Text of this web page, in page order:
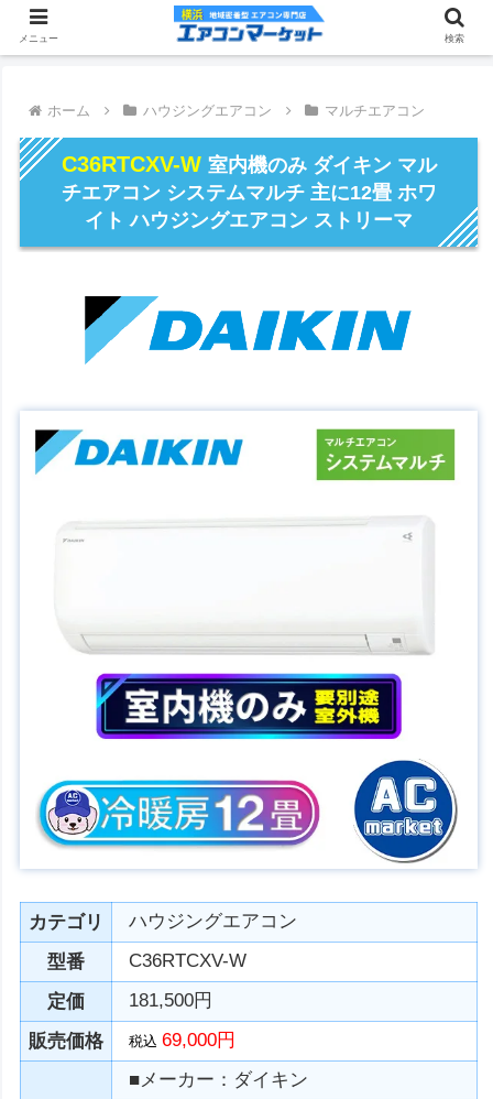
ホーム ハウジングエアコン マルチエアコン
C36RTCXV-W 室内機のみ ダイキン マル
チエアコン システムマルチ 主に12畳 ホワ
イト ハウジングエアコン ストリーマ
カテゴリ
ハウジングエアコン
型番
C36RTCXV-W
定価
181,500円
販売価格
税込69,000円
■メーカー：ダイキン
メニュー 検索